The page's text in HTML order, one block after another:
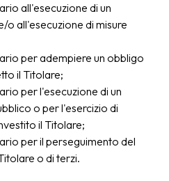
all'esecuzione di un
all'esecuzione di misure
per adempiere un obbligo
il Titolare;
per l'esecuzione di un
o per l'esercizio di
il Titolare;
per il perseguimento del
o di terzi.